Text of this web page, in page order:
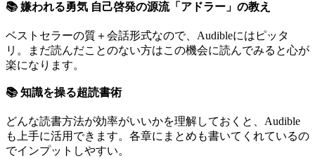
📚 嫌われる勇気 自己啓発の源流「アドラー」の教え
ベストセラーの質＋会話形式なので、Audibleにはピッタ
リ。まだ読んだことのない方はこの機会に読んでみると心が
楽になります。
📚 知識を操る超読書術
どんな読書方法が効率がいいかを理解しておくと、Audible
も上手に活用できます。各章にまとめも書いてくれているの
でインプットしやすい。